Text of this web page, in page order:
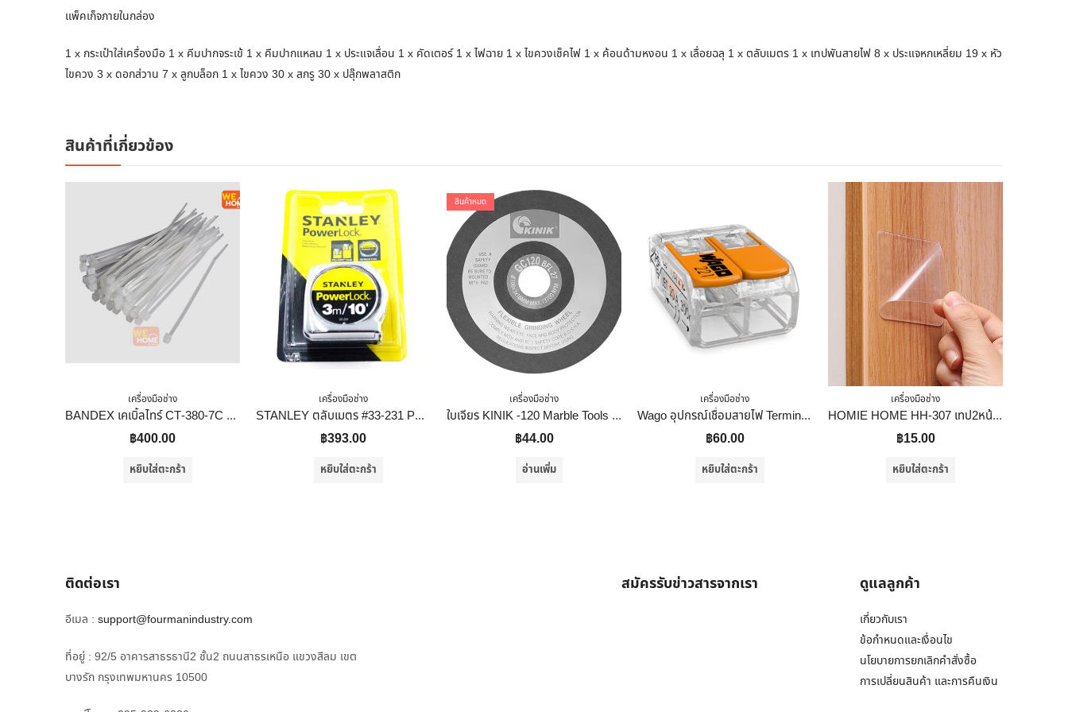
เเพ็คเก็จภายในกล่อง
1 x กระเป๋าใส่เครื่องมือ 1 x คีมปากจระเข้ 1 x คีมปากแหลม 1 x ประแจเลื่อน 1 x คัดเตอร์ 1 x ไฟฉาย 1 x ไขควงเช็คไฟ 1 x ค้อนด้ามหงอน 1 x เลื่อยฉลุ 1 x ตลับเมตร 1 x เทปพันสายไฟ 8 x ประแจหกเหลี่ยม 19 x หัว
ไขควง 3 x ดอกส่วาน 7 x ลูกบล็อก 1 x ไขควง 30 x สกรู 30 x ปลุ๊กพลาสติก
สินค้าที่เกี่ยวข้อง
เครื่องมือช่าง
BANDEX เคเบิ้ลไทร์ CT-380-7C ยาว 15 นิ้ว สีขาว
฿400.00
หยิบใส่ตะกร้า
เครื่องมือช่าง
STANLEY ตลับเมตร #33-231 POWERLOCK 3M*1/2
฿393.00
หยิบใส่ตะกร้า
สินค้าหมด
เครื่องมือช่าง
ใบเจียร KINIK -120 Marble Tools Granite Tools Tile Tools
฿44.00
อ่านเพิ่ม
เครื่องมือช่าง
Wago อุปกรณ์เชื่อมสายไฟ Terminal Connecter 2ช่อง 4มม. ของแท้ 100%
฿60.00
หยิบใส่ตะกร้า
เครื่องมือช่าง
HOMIE HOME HH-307 เทป2หน้า กาวสองหน้า สติ๊กเกอร์นาโน แปะติดกำแพงแน่น ไม่ต้องเจาะ
฿15.00
หยิบใส่ตะกร้า
ติดต่อเรา
อีเมล : support@fourmanindustry.com
ที่อยู่ : 92/5 อาคารสาธรธานี2 ชั้น2 ถนนสาธรเหนือ แขวงสีลม เขต
บางรัก กรุงเทพมหานคร 10500
สมัครรับข่าวสารจากเรา ดูแลลูกค้า
เกี่ยวกับเรา
ข้อกำหนดและเงื่อนไข
นโยบายการยกเลิกคำสั่งซื้อ
การเปลี่ยนสินค้า และการคืนเงิน